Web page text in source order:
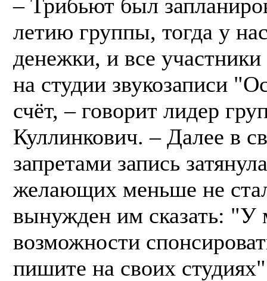
– Трибьют был
летию группы, тогда у
денежки, и все
на студии звукозаписи
счёт, – говорит лидер
Куллинкович. – Далее в
запретами запись
желающих меньше не
вынужден им сказать: "У
возможности
пишите на своих